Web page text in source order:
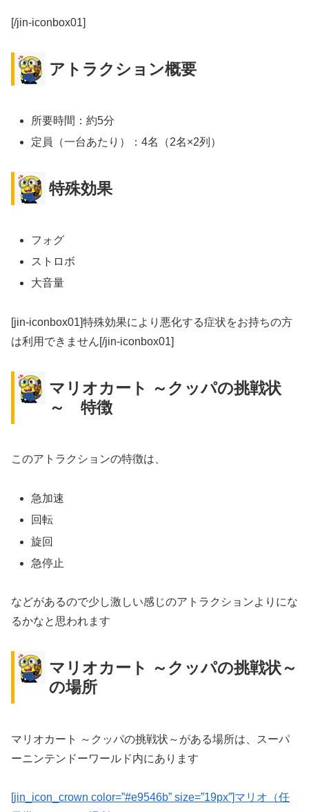
[/jin-iconbox01]
アトラクション概要
所要時間：約5分
定員（一台あたり）：4名（2名×2列）
特殊効果
フォグ
ストロボ
大音量
[jin-iconbox01]特殊効果により悪化する症状をお持ちの方
は利用できません[/jin-iconbox01]
マリオカート ～クッパの挑戦状
～ 特徴
このアトラクションの特徴は、
急加速
回転
旋回
急停止
などがあるので少し激しい感じのアトラクションよりにな
るかなと思われます
マリオカート ～クッパの挑戦状～
の場所
マリオカート ～クッパの挑戦状～がある場所は、スーパ
ーニンテンドーワールド内にあります
[jin_icon_crown color=”#e9546b” size=”19px”]マリオ（任